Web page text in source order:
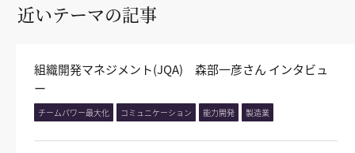
近いテーマの記事
組織開発マネジメント(JQA) 森部一彦さん インタビュ
ー
チームパワー最大化 コミュニケーション 能力開発 製造業